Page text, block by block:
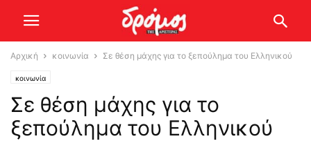
Αρχική κοινωνία Σε θέση μάχης για το ξεπούλημα του Ελληνικού
κοινωνία
Σε θέση μάχης για το
ξεπούλημα του Ελληνικού